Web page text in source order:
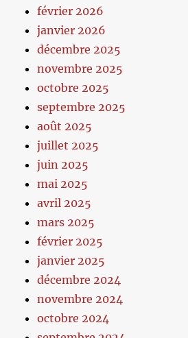
février 2026
janvier 2026
décembre 2025
novembre 2025
octobre 2025
septembre 2025
août 2025
juillet 2025
juin 2025
mai 2025
avril 2025
mars 2025
février 2025
janvier 2025
décembre 2024
novembre 2024
octobre 2024